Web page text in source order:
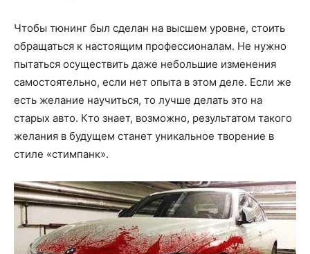
Чтобы тюнинг был сделан на высшем уровне, стоить
обращаться к настоящим профессионалам. Не нужно
пытаться осуществить даже небольшие изменения
самостоятельно, если нет опыта в этом деле. Если же
есть желание научиться, то лучше делать это на
старых авто. Кто знает, возможно, результатом такого
желания в будущем станет уникальное творение в
стиле «стимпанк».